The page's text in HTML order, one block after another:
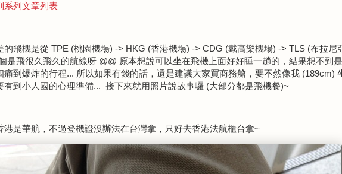
系列文章列表
的飛機是從 TPE (桃園機場) -> HKG (香港機場) -> CDG (戴高樂機場) -> TLS (布拉尼
是飛很久飛久的航線呀 @@ 原本想說可以坐在飛機上面好好睡一趟的，結果想不到
痛到爆炸的行程... 所以如果有錢的話，還是建議大家買商務艙，要不然像我 (189cm)
有到小人國的心理準備... 接下來就用照片說故事囉 (大部分都是飛機餐)~
港是華航，不過登機證沒辦法在台灣拿，只好去香港法航櫃台拿~